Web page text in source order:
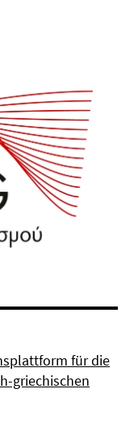
für die
griechischen